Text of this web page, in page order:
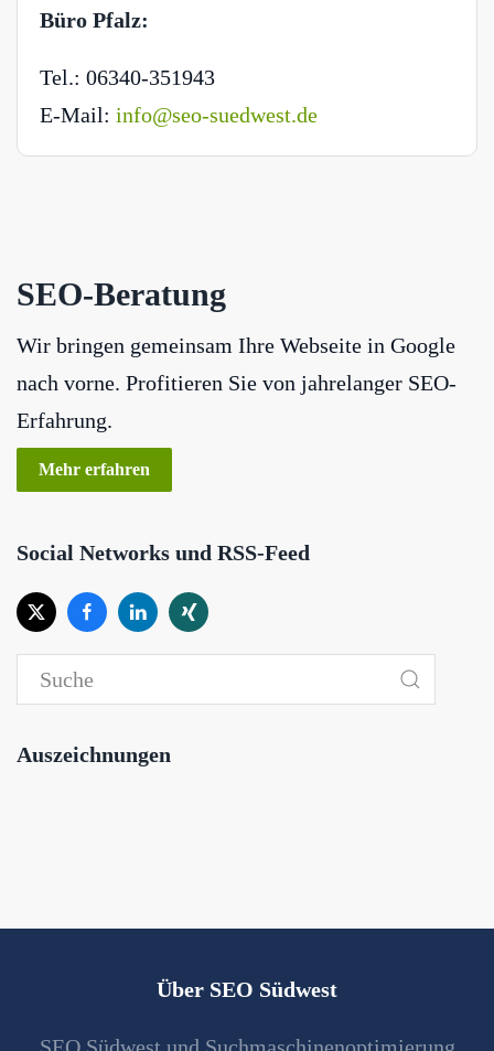
Büro Pfalz:
Tel.: 06340-351943
E-Mail: info@seo-suedwest.de
SEO-Beratung
Wir bringen gemeinsam Ihre Webseite in Google
nach vorne. Profitieren Sie von jahrelanger SEO-
Erfahrung.
Mehr erfahren
Social Networks und RSS-Feed
Auszeichnungen
Über SEO Südwest